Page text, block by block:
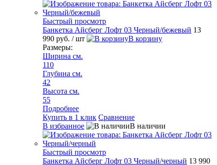
Быстрый просмотр
Банкетка Айсберг Лофт 03 Черный/бежевый 13
990 руб. / шт
В корзину
Размеры:
Ширина см.
110
Глубина см.
42
Высота см.
55
Подробнее
Купить в 1 клик Сравнение
В избранное
В наличии
Быстрый просмотр
Банкетка Айсберг Лофт 03 Черный/черный 13 990